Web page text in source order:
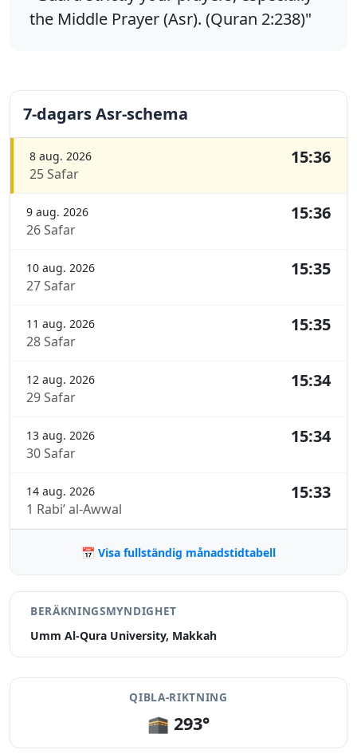
the Middle Prayer (Asr). (Quran 2:238)"
7-dagars Asr-schema
8 aug. 2026
25 Safar
15:36
9 aug. 2026
26 Safar
15:36
10 aug. 2026
27 Safar
15:35
11 aug. 2026
28 Safar
15:35
12 aug. 2026
29 Safar
15:34
13 aug. 2026
30 Safar
15:34
14 aug. 2026
1 Rabi’ al-Awwal
15:33
📅 Visa fullständig månadstidtabell
BERÄKNINGSMYNDIGHET
Umm Al-Qura University, Makkah
QIBLA-RIKTNING
🕋 293°